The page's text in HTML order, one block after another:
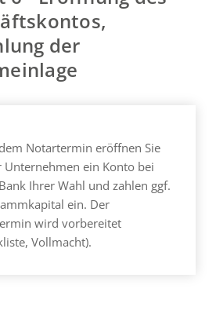
der
Notartermin eröffnen Sie
Unternehmen ein Konto bei
Ihrer Wahl und zahlen ggf.
ein. Der
wird vorbereitet
Vollmacht).